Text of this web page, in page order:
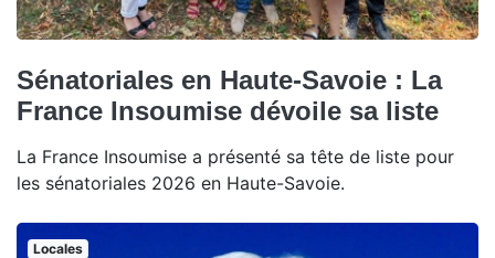
Sénatoriales en Haute-Savoie : La
France Insoumise dévoile sa liste
La France Insoumise a présenté sa tête de liste pour
les sénatoriales 2026 en Haute-Savoie.
Locales